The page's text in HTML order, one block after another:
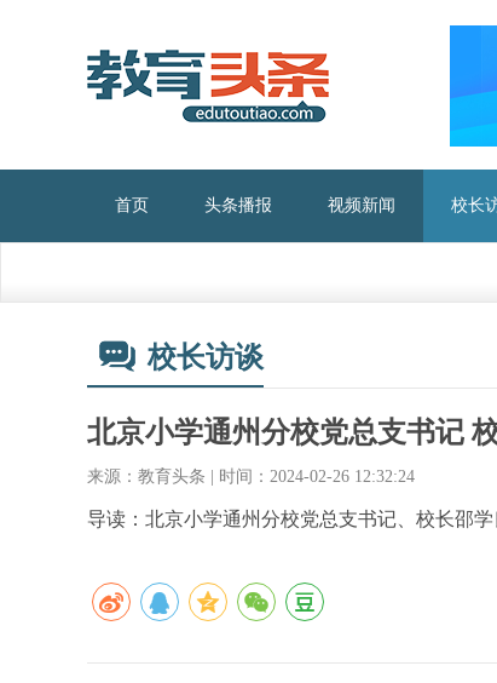
首页 头条播报 视频新闻 校长
校长访谈
北京小学通州分校党总支书记
来源：教育头条 | 时间：2024-02-26 12:32:24
导读：北京小学通州分校党总支书记、校长邵学